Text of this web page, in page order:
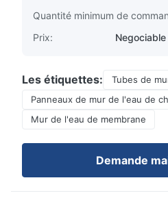
Quantité minimum de
Prix:
Negociable
Les étiquettes:
Tubes de
Panneaux de mur de l'eau de
Mur de l'eau de membrane
Demande